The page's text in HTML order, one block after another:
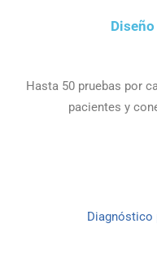
Hasta 50 pruebas por
pacientes y
Diagnóstico